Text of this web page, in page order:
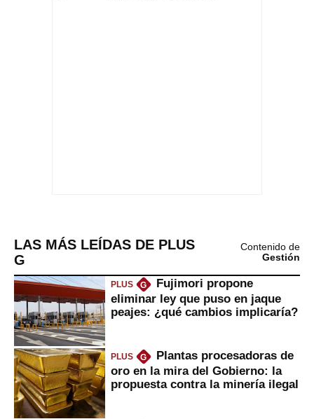
LAS MÁS LEÍDAS DE PLUS
G
Contenido de
Gestión
PLUS G
Fujimori propone
eliminar ley que puso en jaque
peajes: ¿qué cambios implicaría?
PLUS G
Plantas procesadoras de
oro en la mira del Gobierno: la
propuesta contra la minería ilegal